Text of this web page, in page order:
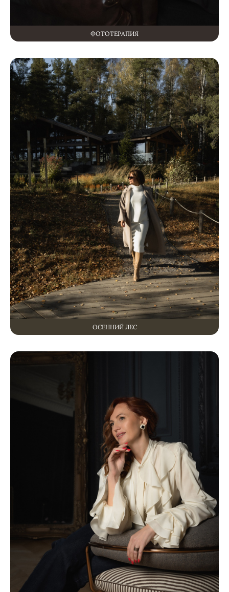
ФОТОТЕРАПИЯ
ОСЕННИЙ ЛЕС